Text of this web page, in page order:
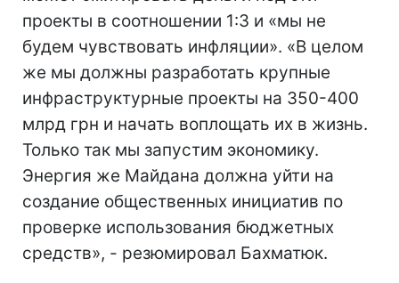
проекты в соотношении 1:3 и «мы не
будем чувствовать инфляции». «В целом
же мы должны разработать крупные
инфраструктурные проекты на 350-400
млрд грн и начать воплощать их в жизнь.
Только так мы запустим экономику.
Энергия же Майдана должна уйти на
создание общественных инициатив по
проверке использования бюджетных
средств», - резюмировал Бахматюк.